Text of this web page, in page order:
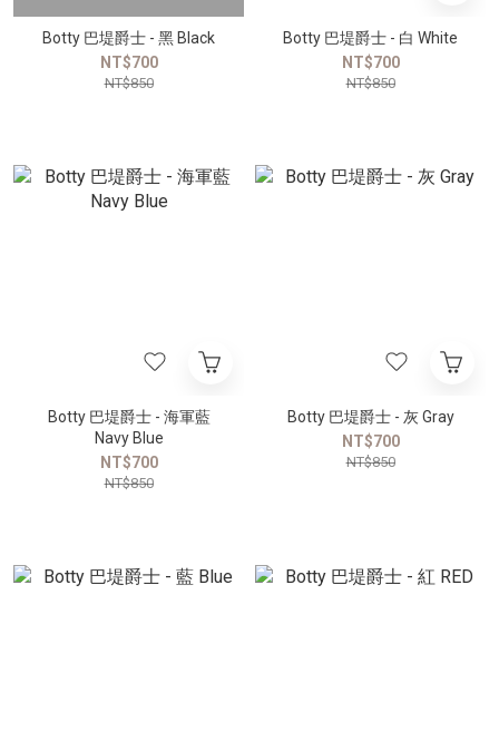
Botty 巴堤爵士 - 黑 Black
NT$700
NT$850
Botty 巴堤爵士 - 白 White
NT$700
NT$850
Botty 巴堤爵士 - 海軍藍
Navy Blue
NT$700
NT$850
Botty 巴堤爵士 - 灰 Gray
NT$700
NT$850